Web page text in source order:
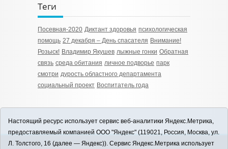
Теги
Посевная-2020 Диктант здоровья психологическая
помощь 27 декабря – День спасателя Внимание!
Розыск! Владимир Якушев лыжные гонки Обратная
связь среда обитания личное подворье парк
смотри дурость областного департамента
социальный проект Воспитатель года
Настоящий ресурс использует сервис веб-аналитики Яндекс.Метрика,
предоставляемый компанией ООО "Яндекс" (119021, Россия, Москва, ул.
Л. Толстого, 16 (далее — Яндекс)). Сервис Яндекс.Метрика использует